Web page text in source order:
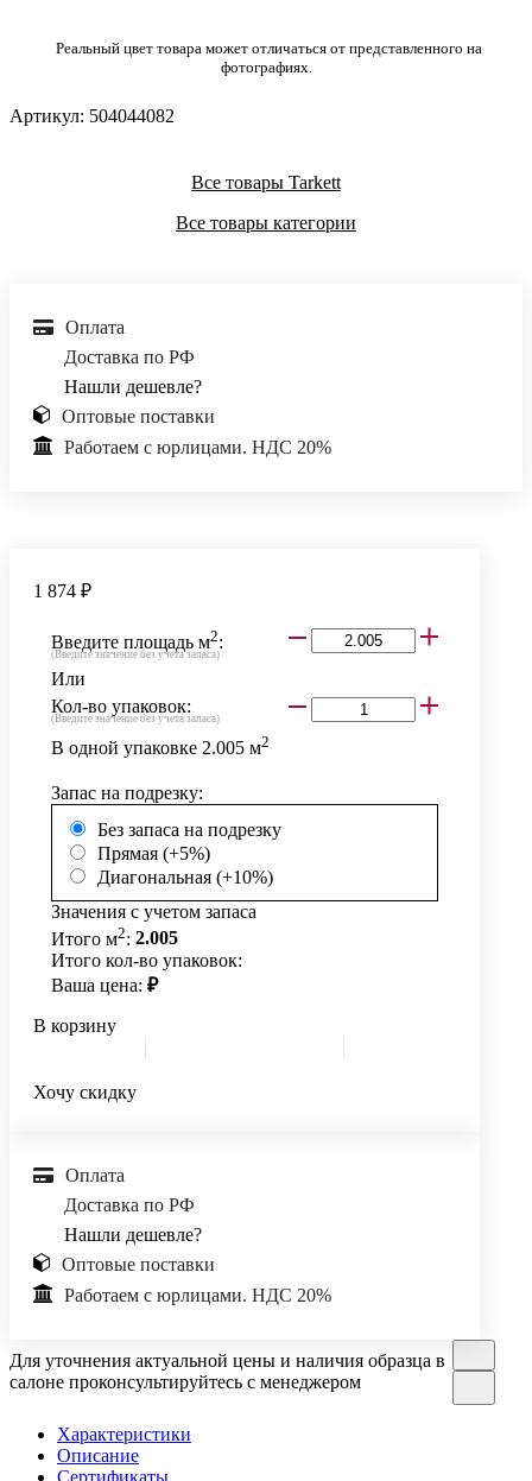
Реальный цвет товара может отличаться от представленного на
фотографиях.
Артикул: 504044082
Все товары Tarkett
Все товары категории
Оплата
Доставка по РФ
Нашли дешевле?
Оптовые поставки
Работаем с юрлицами. НДС 20%
1 874 ₽
Введите площадь м2:
(Введите значение без учета запаса)
Или
Кол-во упаковок:
(Введите значение без учета запаса)
В одной упаковке 2.005 м2
Запас на подрезку:
Без запаса на подрезку
Прямая (+5%)
Диагональная (+10%)
Значения с учетом запаса
Итого м2: 2.005
Итого кол-во упаковок:
Ваша цена: ₽
В корзину
Хочу скидку
Оплата
Доставка по РФ
Нашли дешевле?
Оптовые поставки
Работаем с юрлицами. НДС 20%
Для уточнения актуальной цены и наличия образца в
салоне проконсультируйтесь с менеджером
Характеристики
Описание
Сертификаты